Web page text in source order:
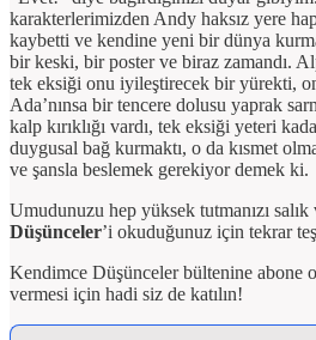
karakterlerimizden Andy haksız yere
kaybetti ve kendine yeni bir dünya
bir keski, bir poster ve biraz zamandı.
tek eksiği onu iyileştirecek bir yürekti,
Ada’nınsa bir tencere dolusu yaprak
kalp kırıklığı vardı, tek eksiği yeteri
duygusal bağ kurmaktı, o da kısmet
ve şansla beslemek gerekiyor demek ki.
Umudunuzu hep yüksek tutmanızı salık
Düşünceler’i okuduğunuz için tekrar
Kendimce Düşünceler bültenine abone
vermesi için hadi siz de katılın!